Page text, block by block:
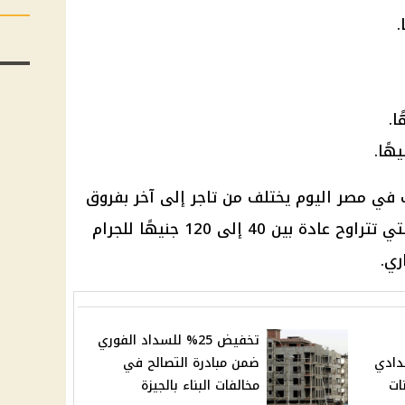
في مصر اليوم يختلف من تاجر إلى آخر بفروق
بسيطة، تبعًا لمصاريف المصنعية التي تتراوح عادة بين 40 إلى 120 جنيهًا للجرام
تخفيض 25% للسداد الفوري
ضمن مبادرة التصالح في
مخالفات البناء بالجيزة